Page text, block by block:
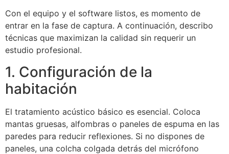
Con el equipo y el software listos, es momento de
entrar en la fase de captura. A continuación, describo
técnicas que maximizan la calidad sin requerir un
estudio profesional.
1. Configuración de la
habitación
El tratamiento acústico básico es esencial. Coloca
mantas gruesas, alfombras o paneles de espuma en las
paredes para reducir reflexiones. Si no dispones de
paneles, una colcha colgada detrás del micrófono